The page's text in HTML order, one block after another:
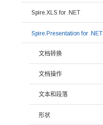
Spire.XLS for .NET
Spire.Presentation for .NET
文档转换
文档操作
文本和段落
形状